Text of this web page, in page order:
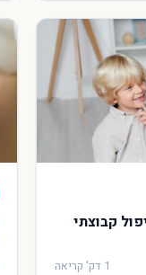
קבוצתי
1 דק' קריאה